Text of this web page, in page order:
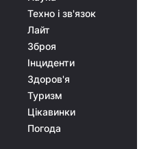
Техно і зв'язок
Лайт
Зброя
Інциденти
Здоров'я
Туризм
Цікавинки
Погода